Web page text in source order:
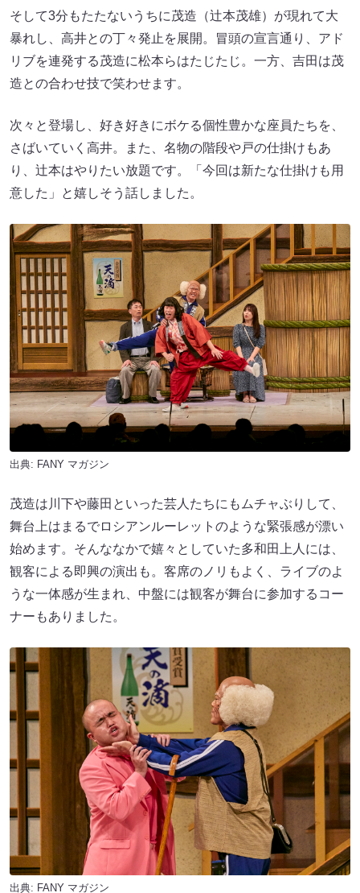
そして3分もたたないうちに茂造（辻本茂雄）が現れて大
暴れし、高井との丁々発止を展開。冒頭の宣言通り、アド
リブを連発する茂造に松本らはたじたじ。一方、吉田は茂
造との合わせ技で笑わせます。
次々と登場し、好き好きにボケる個性豊かな座員たちを、
さばいていく高井。また、名物の階段や戸の仕掛けもあ
り、辻本はやりたい放題です。「今回は新たな仕掛けも用
意した」と嬉しそう話しました。
出典: FANY マガジン
茂造は川下や藤田といった芸人たちにもムチャぶりして、
舞台上はまるでロシアンルーレットのような緊張感が漂い
始めます。そんななかで嬉々としていた多和田上人には、
観客による即興の演出も。客席のノリもよく、ライブのよ
うな一体感が生まれ、中盤には観客が舞台に参加するコー
ナーもありました。
出典: FANY マガジン